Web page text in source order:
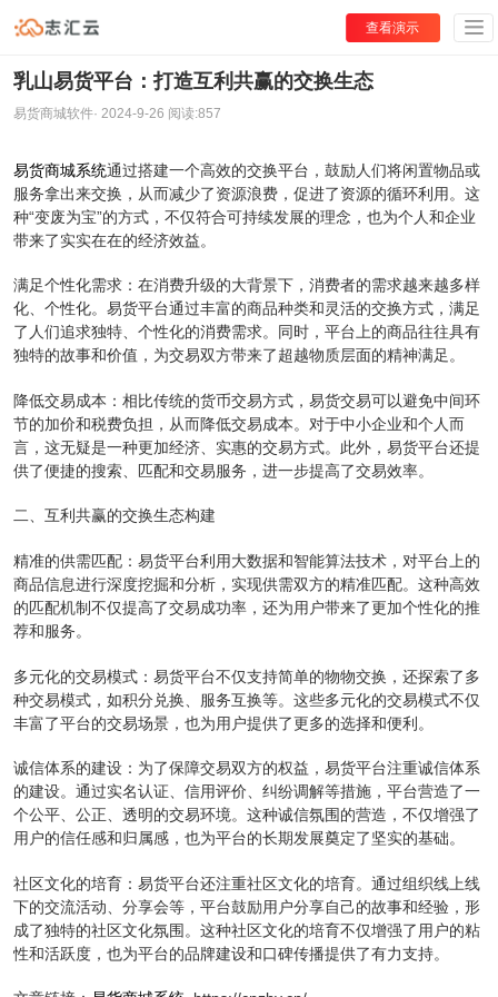
查看演示
乳山易货平台：打造互利共赢的交换生态
易货商城软件· 2024-9-26 阅读:857
易货商城系统通过搭建一个高效的交换平台，鼓励人们将闲置物品或
服务拿出来交换，从而减少了资源浪费，促进了资源的循环利用。这
种“变废为宝”的方式，不仅符合可持续发展的理念，也为个人和企业
带来了实实在在的经济效益。
满足个性化需求：在消费升级的大背景下，消费者的需求越来越多样
化、个性化。易货平台通过丰富的商品种类和灵活的交换方式，满足
了人们追求独特、个性化的消费需求。同时，平台上的商品往往具有
独特的故事和价值，为交易双方带来了超越物质层面的精神满足。
降低交易成本：相比传统的货币交易方式，易货交易可以避免中间环
节的加价和税费负担，从而降低交易成本。对于中小企业和个人而
言，这无疑是一种更加经济、实惠的交易方式。此外，易货平台还提
供了便捷的搜索、匹配和交易服务，进一步提高了交易效率。
二、互利共赢的交换生态构建
精准的供需匹配：易货平台利用大数据和智能算法技术，对平台上的
商品信息进行深度挖掘和分析，实现供需双方的精准匹配。这种高效
的匹配机制不仅提高了交易成功率，还为用户带来了更加个性化的推
荐和服务。
多元化的交易模式：易货平台不仅支持简单的物物交换，还探索了多
种交易模式，如积分兑换、服务互换等。这些多元化的交易模式不仅
丰富了平台的交易场景，也为用户提供了更多的选择和便利。
诚信体系的建设：为了保障交易双方的权益，易货平台注重诚信体系
的建设。通过实名认证、信用评价、纠纷调解等措施，平台营造了一
个公平、公正、透明的交易环境。这种诚信氛围的营造，不仅增强了
用户的信任感和归属感，也为平台的长期发展奠定了坚实的基础。
社区文化的培育：易货平台还注重社区文化的培育。通过组织线上线
下的交流活动、分享会等，平台鼓励用户分享自己的故事和经验，形
成了独特的社区文化氛围。这种社区文化的培育不仅增强了用户的粘
性和活跃度，也为平台的品牌建设和口碑传播提供了有力支持。